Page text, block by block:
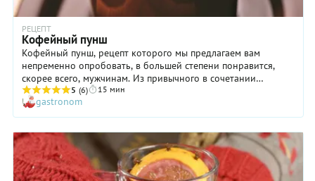
РЕЦЕПТ
Кофейный пунш
Кофейный пунш, рецепт которого мы предлагаем вам
непременно опробовать, в большей степени понравится,
скорее всего, мужчинам. Из привычного в сочетании
ингредиентов — кофе с коньяком, которым никого не
удивишь. А вот красное вино в составе такого крепкого,
строгого и, казалось бы, самодостаточного напитка,
добавляет ему эмоций и даже страсти. Красивое
дополнение — кусочки сахара в апельсиновой цедре. Их
можно добавить в горячий кофейный пунш, а можно, не
устояв перед искушением, похрустеть ими «вприкуску».
5 (6) 15 мин
gastronom